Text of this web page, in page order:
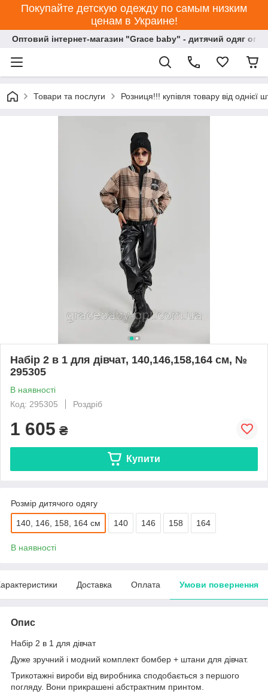
Покупайте детскую одежду по самым низким
ценам в Украине!
Оптовий інтернет-магазин "Grace baby" - дитячий одяг
Товари та послуги Розниця!!! купівля товару від однієї
Набір 2 в 1 для дівчат, 140,146,158,164 см, №
295305
В наявності
Код: 295305
Роздріб
1 605 ₴
Купити
Розмір дитячого одягу
140, 146, 158, 164 см 140 146 158 164
В наявності
Доставка Оплата Умови повернення
Опис
Набір 2 в 1 для дівчат
Дуже зручний і модний комплект бомбер + штани для дівчат.
Трикотажні вироби від виробника сподобається з першого
погляду. Вони прикрашені абстрактним принтом.